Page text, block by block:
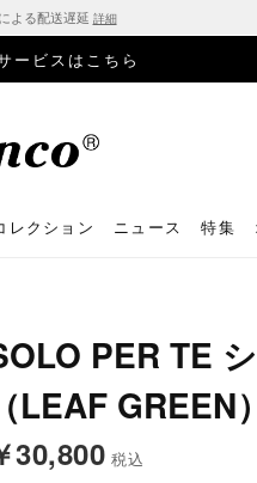
よる配送遅延 詳細
ービスはこちら
レクション ニュース 特集
PER TE
（LEAF GREEN）
30,800 税込